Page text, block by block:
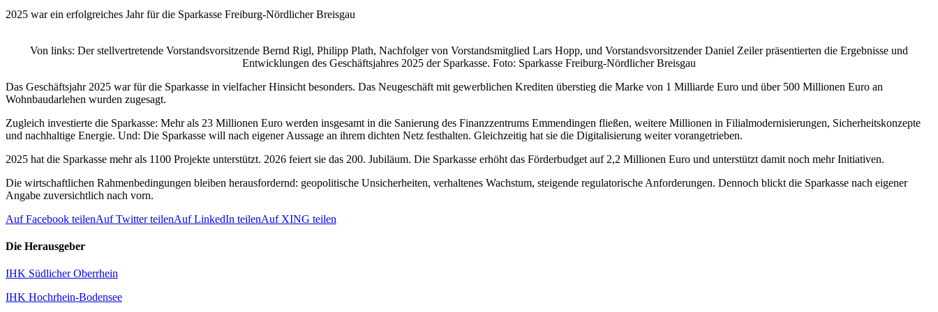
2025 war ein erfolgreiches Jahr für die Sparkasse Freiburg-Nördlicher Breisgau
Von links: Der stellvertretende Vorstandsvorsitzende Bernd Rigl, Philipp Plath, Nachfolger von Vorstandsmitglied Lars Hopp, und Vorstandsvorsitzender Daniel Zeiler präsentierten die Ergebnisse und
Entwicklungen des Geschäftsjahres 2025 der Sparkasse. Foto: Sparkasse Freiburg-Nördlicher Breisgau
Das Geschäftsjahr 2025 war für die Sparkasse in vielfacher Hinsicht besonders. Das Neugeschäft mit gewerblichen Krediten überstieg die Marke von 1 Milliarde Euro und über 500 Millionen Euro an
Wohnbaudarlehen wurden zugesagt.
Zugleich investierte die Sparkasse: Mehr als 23 Millionen Euro werden insgesamt in die Sanierung des Finanzzentrums Emmendingen fließen, weitere Millionen in Filialmodernisierungen, Sicherheitskonzepte
und nachhaltige Energie. Und: Die Sparkasse will nach eigener Aussage an ihrem dichten Netz festhalten. Gleichzeitig hat sie die Digitalisierung weiter vorangetrieben.
2025 hat die Sparkasse mehr als 1100 Projekte unterstützt. 2026 feiert sie das 200. Jubiläum. Die Sparkasse erhöht das Förderbudget auf 2,2 Millionen Euro und unterstützt damit noch mehr Initiativen.
Die wirtschaftlichen Rahmenbedingungen bleiben herausfordernd: geopolitische Unsicherheiten, verhaltenes Wachstum, steigende regulatorische Anforderungen. Dennoch blickt die Sparkasse nach eigener
Angabe zuversichtlich nach vorn.
Auf Facebook teilenAuf Twitter teilenAuf LinkedIn teilenAuf XING teilen
Die Herausgeber
IHK Südlicher Oberrhein
IHK Hochrhein-Bodensee